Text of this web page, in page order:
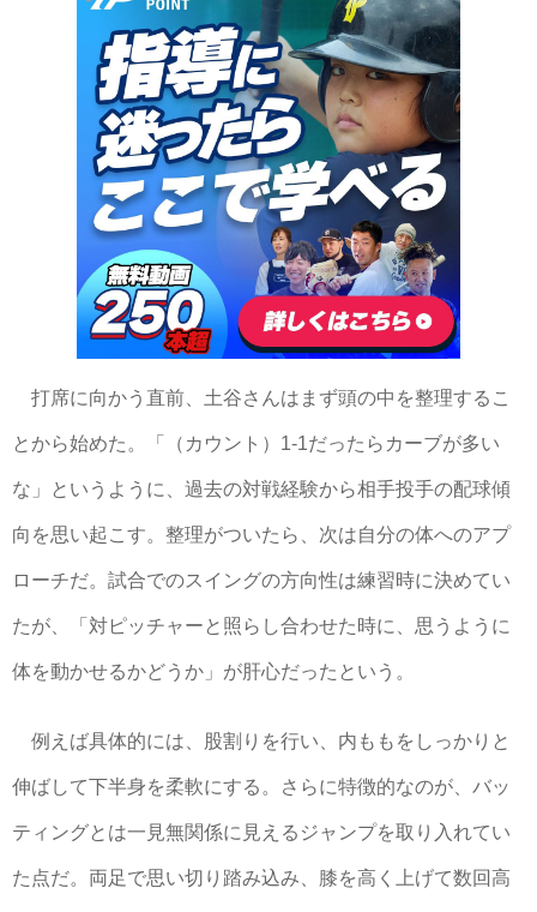
打席に向かう直前、土谷さんはまず頭の中を整理するこ
とから始めた。「（カウント）1-1だったらカーブが多い
な」というように、過去の対戦経験から相手投手の配球傾
向を思い起こす。整理がついたら、次は自分の体へのアプ
ローチだ。試合でのスイングの方向性は練習時に決めてい
たが、「対ピッチャーと照らし合わせた時に、思うように
体を動かせるかどうか」が肝心だったという。
例えば具体的には、股割りを行い、内ももをしっかりと
伸ばして下半身を柔軟にする。さらに特徴的なのが、バッ
ティングとは一見無関係に見えるジャンプを取り入れてい
た点だ。両足で思い切り踏み込み、膝を高く上げて数回高